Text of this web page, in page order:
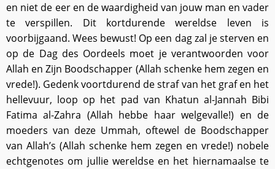
en niet de eer en de waardigheid van jouw man en vader
te verspillen. Dit kortdurende wereldse leven is
voorbijgaand. Wees bewust! Op een dag zal je sterven en
op de Dag des Oordeels moet je verantwoorden voor
Allah en Zijn Boodschapper (Allah schenke hem zegen en
vrede!). Gedenk voortdurend de straf van het graf en het
hellevuur, loop op het pad van Khatun al-Jannah Bibi
Fatima al-Zahra (Allah hebbe haar welgevalle!) en de
moeders van deze Ummah, oftewel de Boodschapper
van Allah’s (Allah schenke hem zegen en vrede!) nobele
echtgenotes om jullie wereldse en het hiernamaalse te